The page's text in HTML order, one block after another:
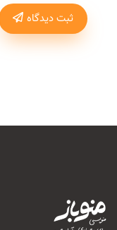
ثبت دیدگاه